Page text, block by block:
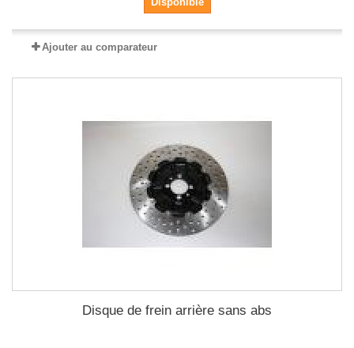
Ajouter au comparateur
Disque de frein arrière sans abs